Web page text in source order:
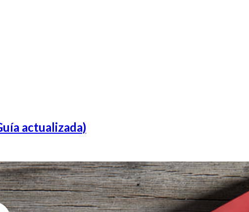
actualizada)